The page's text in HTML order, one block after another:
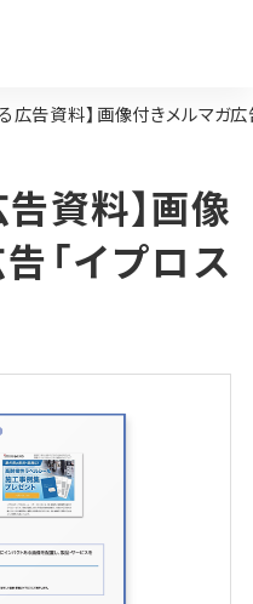
広告資料】画像付きメルマガ広
資料】画像
「イプロス